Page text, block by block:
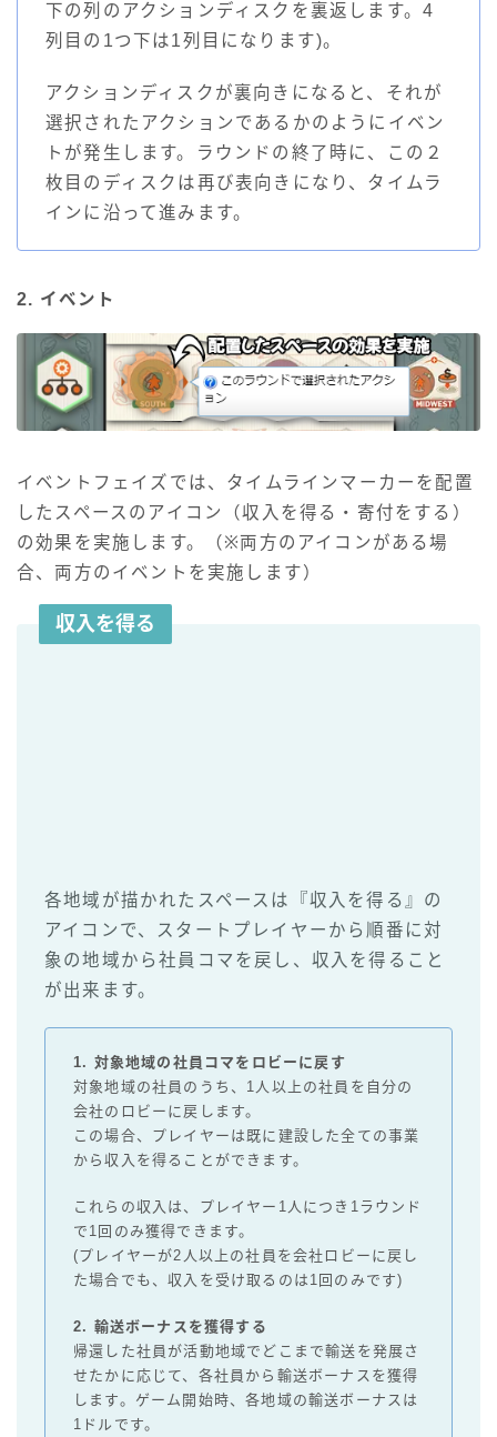
下の列のアクションディスクを裏返します。4
列目の1つ下は1列目になります)。
アクションディスクが裏向きになると、それが
選択されたアクションであるかのようにイベン
トが発生します。ラウンドの終了時に、この２
枚目のディスクは再び表向きになり、タイムラ
インに沿って進みます。
2. イベント
イベントフェイズでは、タイムラインマーカーを配置
したスペースのアイコン（収入を得る・寄付をする）
の効果を実施します。（※両方のアイコンがある場
合、両方のイベントを実施します）
収入を得る
各地域が描かれたスペースは『収入を得る』の
アイコンで、スタートプレイヤーから順番に対
象の地域から社員コマを戻し、収入を得ること
が出来ます。
1. 対象地域の社員コマをロビーに戻す
対象地域の社員のうち、1人以上の社員を自分の
会社のロビーに戻します。
この場合、プレイヤーは既に建設した全ての事業
から収入を得ることができます。
これらの収入は、プレイヤー1人につき1ラウンド
で1回のみ獲得できます。
(プレイヤーが2人以上の社員を会社ロビーに戻し
た場合でも、収入を受け取るのは1回のみです)
2. 輸送ボーナスを獲得する
帰還した社員が活動地域でどこまで輸送を発展さ
せたかに応じて、各社員から輸送ボーナスを獲得
します。ゲーム開始時、各地域の輸送ボーナスは
1ドルです。